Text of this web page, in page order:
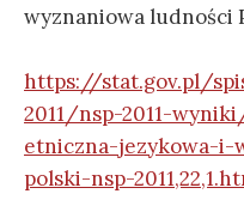
wyznaniowa ludności
https://stat.gov.pl/
2011/nsp-2011-
etniczna-jezykowa-i-
polski-nsp-